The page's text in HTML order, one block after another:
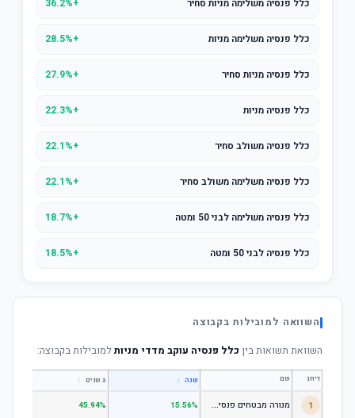
כלל פנסיה משלימה מניות סחיר +36.2%
כלל פנסיה משלימה מניות +28.5%
כלל פנסיה מניות סחיר +27.9%
כלל פנסיה מניות +22.3%
כלל פנסיה משולב סחיר +22.1%
כלל פנסיה משלימה משולב סחיר +22.1%
כלל פנסיה משלימה לבני 50 ומטה +18.7%
כלל פנסיה לבני 50 ומטה +18.5%
השוואה למובילות בקבוצה
השוואת תשואות בין כלל פנסיה עוקב מדדי מניותלמובילות בקבוצה:
דירוג שם שנה ↕ 3 שנים ↕
1 מ
נורה מבטחים פנסיה - כללי 15.56%
45.94%